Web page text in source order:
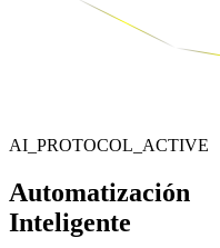
AI_PROTOCOL_ACTIVE
Automatización
Inteligente